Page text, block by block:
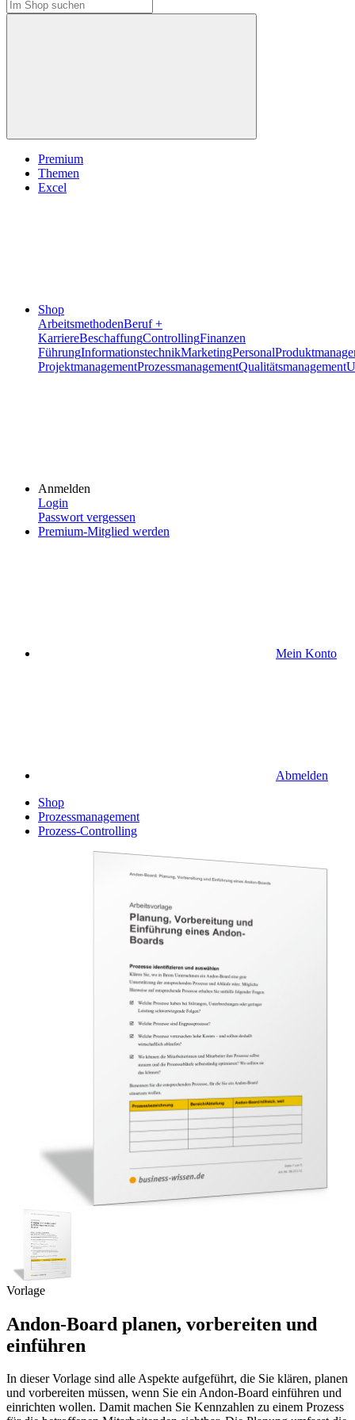
Premium
Themen
Excel
Shop
ArbeitsmethodenBeruf +
KarriereBeschaffungControllingFinanzen
FührungInformationstechnikMarketingPersonal
ProjektmanagementProzessmanagementQualitätsmanagement
Anmelden
Login
Passwort vergessen
Premium-Mitglied werden
Mein Konto
Abmelden
Shop
Prozessmanagement
Prozess-Controlling
Vorlage
Andon-Board planen, vorbereiten und
einführen
In dieser Vorlage sind alle Aspekte aufgeführt, die Sie klären, planen
und vorbereiten müssen, wenn Sie ein Andon-Board einführen und
einrichten wollen. Damit machen Sie Kennzahlen zu einem Prozess